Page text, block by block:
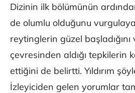
Dizinin ilk bölümünün
de olumlu olduğunu
reytinglerin güzel başladığını
çevresinden aldığı tepkilerin
ettiğini de belirtti. Yıldırım
İzleyiciden gelen yorumlar